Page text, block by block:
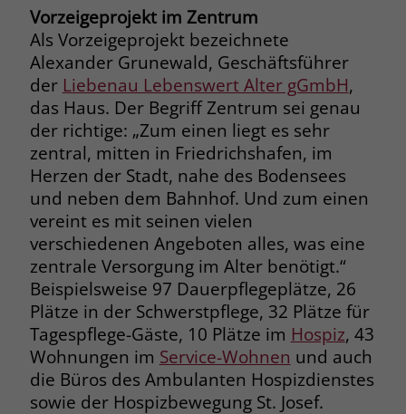
Vorzeigeprojekt im Zentrum
Als Vorzeigeprojekt bezeichnete
Alexander Grunewald, Geschäftsführer
der Liebenau Lebenswert Alter gGmbH,
das Haus. Der Begriff Zentrum sei genau
der richtige: „Zum einen liegt es sehr
zentral, mitten in Friedrichshafen, im
Herzen der Stadt, nahe des Bodensees
und neben dem Bahnhof. Und zum einen
vereint es mit seinen vielen
verschiedenen Angeboten alles, was eine
zentrale Versorgung im Alter benötigt.“
Beispielsweise 97 Dauerpflegeplätze, 26
Plätze in der Schwerstpflege, 32 Plätze für
Tagespflege-Gäste, 10 Plätze im Hospiz, 43
Wohnungen im Service-Wohnen und auch
die Büros des Ambulanten Hospizdienstes
sowie der Hospizbewegung St. Josef.
Zweck
Cookie ist ein Erstanbieter-Cookie, d. h.
Facebook platziert es, während ein
Verbraucher auf Facebook ist. Dieses
Cookie verfolgt die Besuche eines
Nutzers auf verschiedenen Websites
und meldet dieses Verhalten an
Facebook. Facebook kann dann die
gesammelten Daten nutzen, um den
Nutzer besser zu verstehen und
bessere, relevantere Werbung zu
zeigen. Das _fbp-Cookie sammelt keine
persönlich identifizierbaren
Informationen und wird von Facebook
nur platziert, um Daten an das
Unternehmen zurückzusenden.